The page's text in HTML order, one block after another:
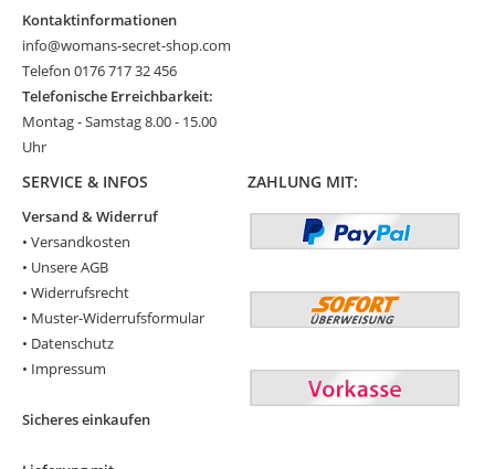
Kontaktinformationen
info@womans-secret-shop.com
Telefon 0176 717 32 456
Telefonische Erreichbarkeit:
Montag - Samstag 8.00 - 15.00
Uhr
SERVICE & INFOS
Versand & Widerruf
•Versandkosten
• Unsere AGB
•Widerrufsrecht
• Muster-Widerrufsformular
• Datenschutz
• Impressum
Sicheres einkaufen
ZAHLUNG MIT: